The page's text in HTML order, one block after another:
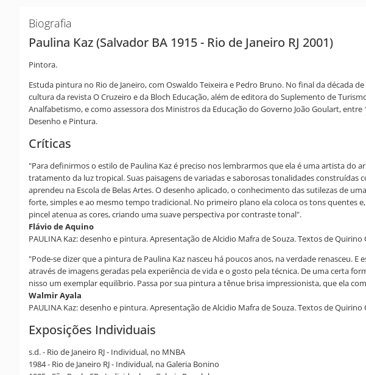
Biografia
Paulina Kaz (Salvador BA 1915 - Rio de Janeiro RJ 2001)
Pintora.
Estuda pintura no Rio de Janeiro, com Oswaldo Teixeira e Pedro Bruno. No final da década
cultura da revista O Cruzeiro e da Bloch Educação, além de editora do Suplemento de
Analfabetismo, e como assessora dos Ministros da Educação do Governo João Goulart,
Desenho e Pintura.
Críticas
"Para definirmos o estilo de Paulina Kaz é preciso nos lembrarmos que ela é uma artista
tratamento da luz tropical. Suas paisagens de variadas e saborosas tonalidades
aprendeu na Escola de Belas Artes. O desenho aplicado, o conhecimento das sutilezas de
forte, simples e ao mesmo tempo tradicional. No primeiro plano ela coloca os tons quentes
pincel atenua as cores, criando uma suave perspectiva por contraste tonal".
Flávio de Aquino
PAULINA Kaz: desenho e pintura. Apresentação de Alcidio Mafra de Souza. Textos de
"Pode-se dizer que a pintura de Paulina Kaz nasceu há poucos anos, na verdade renasceu.
através de imagens geradas pela experiência de vida e o gosto pela técnica. De uma certa
nisso um exemplar equilíbrio. Passa por sua pintura a tênue brisa impressionista, que ela
Walmir Ayala
PAULINA Kaz: desenho e pintura. Apresentação de Alcidio Mafra de Souza. Textos de
Exposições Individuais
s.d. - Rio de Janeiro RJ - Individual, no MNBA
1984 - Rio de Janeiro RJ - Individual, na Galeria Bonino